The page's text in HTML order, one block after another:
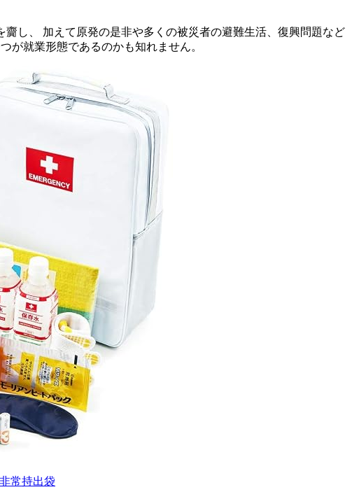
し、 加えて原発の是非や多くの被災者の避難生活、復興問題など
が就業形態であるのかも知れません。
常持出袋